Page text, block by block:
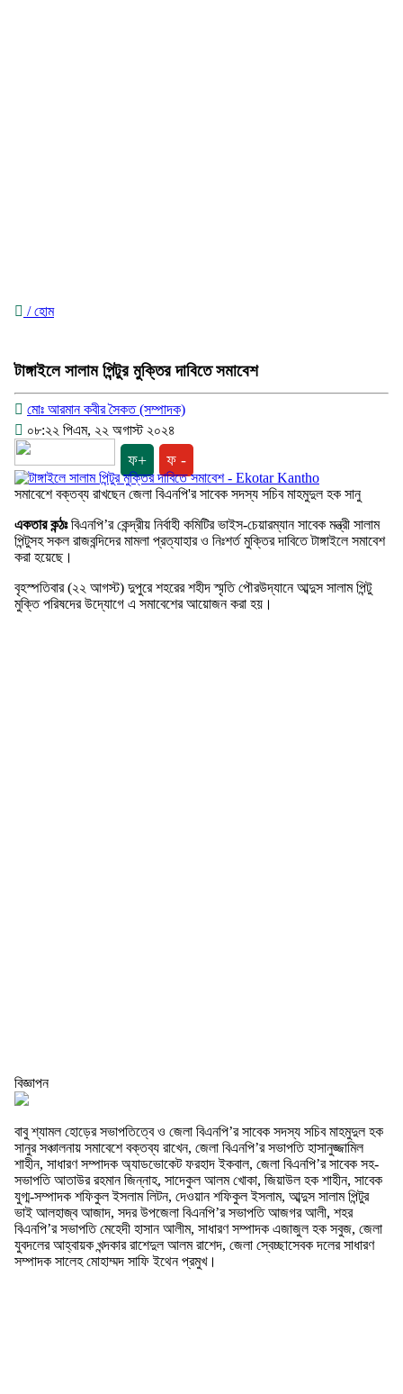
/ হোম
টাঙ্গাইলে সালাম পিন্টুর মুক্তির দাবিতে সমাবেশ
মোঃ আরমান কবীর সৈকত (সম্পাদক)
০৮:২২ পিএম, ২২ অগাস্ট ২০২৪
ফ+ ফ -
সমাবেশে বক্তব্য রাখছেন জেলা বিএনপি'র সাবেক সদস্য সচিব মাহমুদুল হক সানু
একতার কন্ঠঃবিএনপি’র কেন্দ্রীয় নির্বাহী কমিটির ভাইস-চেয়ারম্যান সাবেক মন্ত্রী সালাম
পিন্টুসহ সকল রাজবন্দিদের মামলা প্রত্যাহার ও নিঃশর্ত মুক্তির দাবিতে টাঙ্গাইলে সমাবেশ
করা হয়েছে।
বৃহস্পতিবার (২২ আগস্ট) দুপুরে শহরের শহীদ স্মৃতি পৌরউদ্যানে আব্দুস সালাম পিন্টু
মুক্তি পরিষদের উদ্যোগে এ সমাবেশের আয়োজন করা হয়।
বিজ্ঞাপন
বাবু শ্যামল হোড়ের সভাপতিত্বে ও জেলা বিএনপি’র সাবেক সদস্য সচিব মাহমুদুল হক
সানুর সঞ্চালনায় সমাবেশে বক্তব্য রাখেন, জেলা বিএনপি’র সভাপতি হাসানুজ্জামিল
শাহীন, সাধারণ সম্পাদক অ্যাডভোকেট ফরহাদ ইকবাল, জেলা বিএনপি’র সাবেক সহ-
সভাপতি আতাউর রহমান জিন্নাহ, সাদেকুল আলম খোকা, জিয়াউল হক শাহীন, সাবেক
যুগ্ম-সম্পাদক শফিকুল ইসলাম লিটন, দেওয়ান শফিকুল ইসলাম, আব্দুস সালাম পিন্টুর
ভাই আলহাজ্ব আজাদ, সদর উপজেলা বিএনপি’র সভাপতি আজগর আলী, শহর
বিএনপি’র সভাপতি মেহেদী হাসান আলীম, সাধারণ সম্পাদক এজাজুল হক সবুজ, জেলা
যুবদলের আহ্বায়ক খন্দকার রাশেদুল আলম রাশেদ, জেলা স্বেচ্ছাসেবক দলের সাধারণ
সম্পাদক সালেহ মোহাম্মদ সাফি ইথেন প্রমুখ।